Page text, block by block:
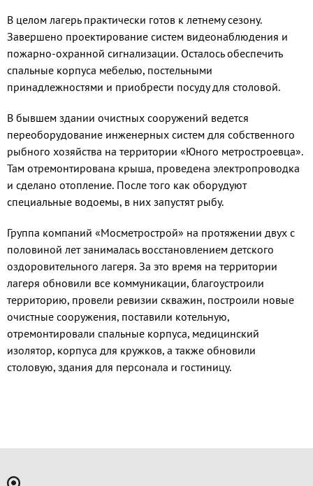
В целом лагерь практически готов к летнему сезону.
Завершено проектирование систем видеонаблюдения и
пожарно-охранной сигнализации. Осталось обеспечить
спальные корпуса мебелью, постельными
принадлежностями и приобрести посуду для столовой.
В бывшем здании очистных сооружений ведется
переоборудование инженерных систем для собственного
рыбного хозяйства на территории «Юного метростроевца».
Там отремонтирована крыша, проведена электропроводка
и сделано отопление. После того как оборудуют
специальные водоемы, в них запустят рыбу.
Группа компаний «Мосметрострой» на протяжении двух с
половиной лет занималась восстановлением детского
оздоровительного лагеря. За это время на территории
лагеря обновили все коммуникации, благоустроили
территорию, провели ревизии скважин, построили новые
очистные сооружения, поставили котельную,
отремонтировали спальные корпуса, медицинский
изолятор, корпуса для кружков, а также обновили
столовую, здания для персонала и гостиницу.